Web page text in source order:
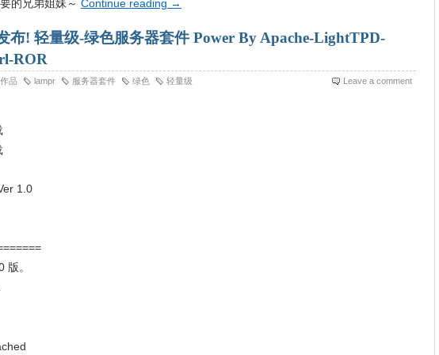
的兄弟姐妹～ Continue reading →
布! 轻量级-绿色服务器套件 Power By Apache-LightTPD-
ROR
品 lampr 服务器套件 绿色 轻量级 Leave a comment
1.0
版。